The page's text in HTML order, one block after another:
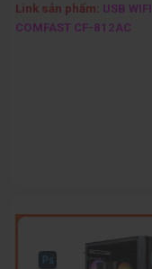
Link sản phẩm: USB WIFI
COMFAST CF-812AC